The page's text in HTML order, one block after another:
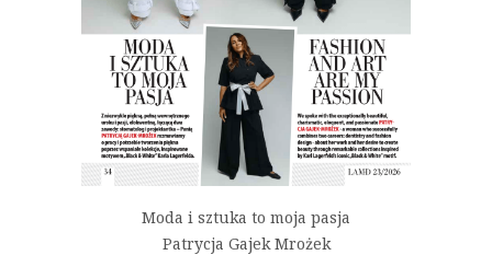
Moda i sztuka to moja pasja
Patrycja Gajek Mrożek